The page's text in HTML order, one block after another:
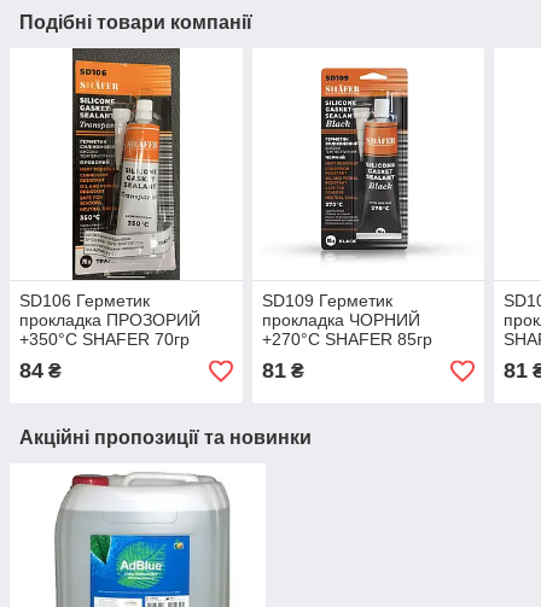
Подібні товари компанії
SD106 Герметик
прокладка ПРОЗОРИЙ
+350°C SHAFER 70гр
високотемпературний
силіконовий TRANSPAREN
84 ₴
SD109 Герметик
прокладка ЧОРНИЙ
+270°C SHAFER 85гр
високотемпературний
силіконовий Black (12)
81₴ 81
Акційні пропозиції та новинки